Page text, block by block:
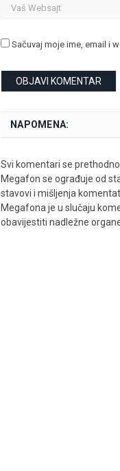
Sačuvaj moje ime, email i
NAPOMENA:
Svi komentari se
Megafon se ograđuje od
stavovi i mišljenja
Megafona je u slučaju
obavijestiti nadležne